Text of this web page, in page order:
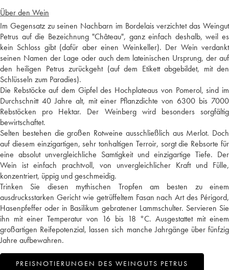
Über den Wein
Im Gegensatz zu seinen Nachbarn im Bordelais verzichtet das Weingut
Petrus auf die Bezeichnung "Château", ganz einfach deshalb, weil es
kein Schloss gibt (dafür aber einen Weinkeller). Der Wein verdankt
seinen Namen der Lage oder auch dem lateinischen Ursprung, der auf
den heiligen Petrus zurückgeht (auf dem Etikett abgebildet, mit den
Schlüsseln zum Paradies).
Die Rebstöcke auf dem Gipfel des Hochplateaus von Pomerol, sind im
Durchschnitt 40 Jahre alt, mit einer Pflanzdichte von 6300 bis 7000
Rebstöcken pro Hektar. Der Weinberg wird besonders sorgfältig
bewirtschaftet.
Selten bestehen die großen Rotweine ausschließlich aus Merlot. Doch
auf diesem einzigartigen, sehr tonhaltigen Terroir, sorgt die Rebsorte für
eine absolut unvergleichliche Samtigkeit und einzigartige Tiefe. Der
Wein ist einfach prachtvoll, von unvergleichlicher Kraft und Fülle,
konzentriert, üppig und geschmeidig.
Trinken Sie diesen mythischen Tropfen am besten zu einem
ausdrucksstarken Gericht wie getrüffeltem Fasan nach Art des Périgord,
Hasenpfeffer oder in Basilikum gebratener Lammschulter. Servieren Sie
ihn mit einer Temperatur von 16 bis 18 °C. Ausgestattet mit einem
großartigen Reifepotenzial, lassen sich manche Jahrgänge über fünfzig
Jahre aufbewahren.
PREISNOTIERUNGEN DES WEINGUTS PETRUS